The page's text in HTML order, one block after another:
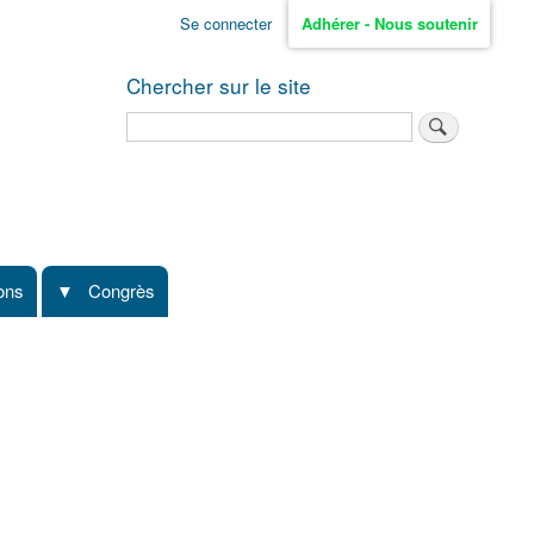
Se connecter Adhérer - Nous soutenir
Chercher sur le site
Congrès